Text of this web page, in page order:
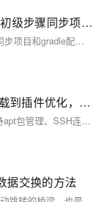
【01】完整的安卓二次商业实战-详细的初级步骤同步项目和gradle配置以及开发思路-优雅草伊凡
【01】完整的安卓二次商业实战-详细的初级步骤同步项目和gradle配置以及开发思路-优雅草伊凡
Termux安卓终端美化与开发实战：从下载到插件优化，小白也能玩转Linux
Termux是一款安卓平台上的开源终端模拟器，支持apt包管理、SSH连接及Python/Node.js/C++开发环境搭建，被誉为“手机上的Linux系统”。其特点包括零ROOT权限、跨平台开发和强大扩展性。本文详细介绍其安装准备、基础与高级环境配置、必备插件推荐、常见问题解决方法以及延伸学习资源，帮助用户充分利用Termux进行开发与学习。适用于Android 7+设备，原创内容转载请注明来源。
据交换的方法